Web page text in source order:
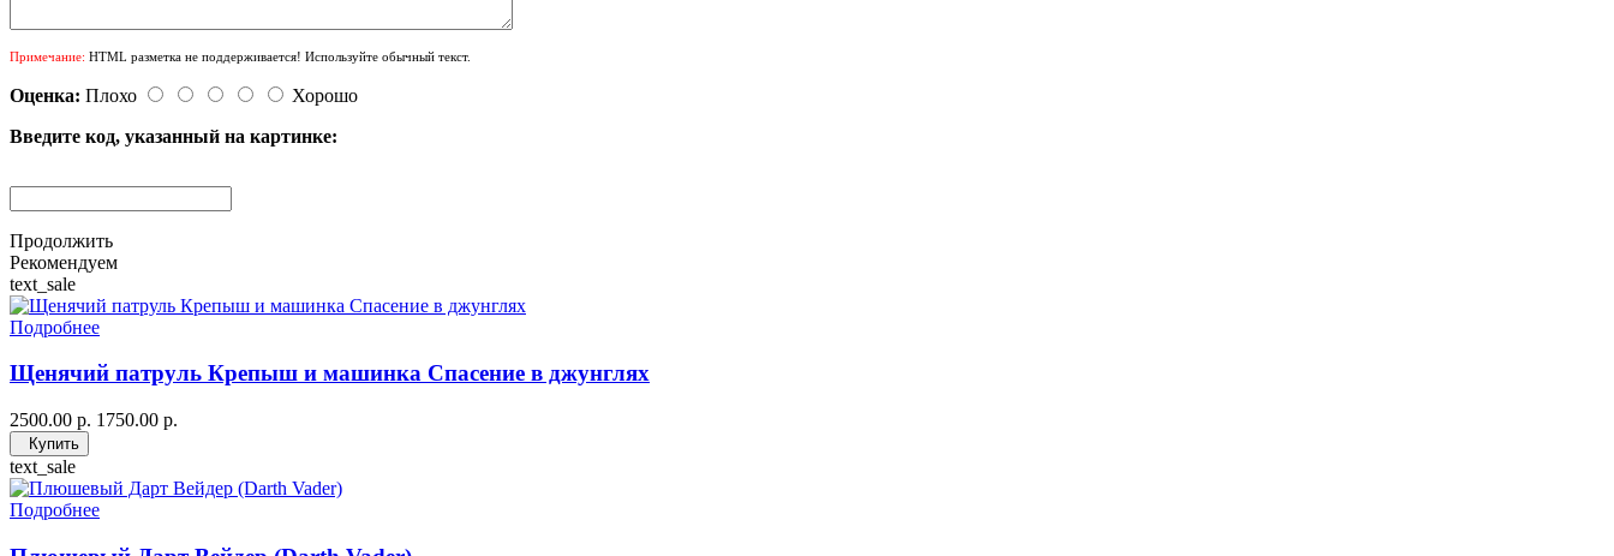
Примечание: HTML разметка не поддерживается! Используйте обычный текст.
Оценка: Плохо
Хорошо
Введите код, указанный на картинке:
Продолжить
Рекомендуем
text_sale
Подробнее
Щенячий патруль Крепыш и машинка Спасение в джунглях
2500.00 р. 1750.00 р.
Купить
text_sale
Подробнее